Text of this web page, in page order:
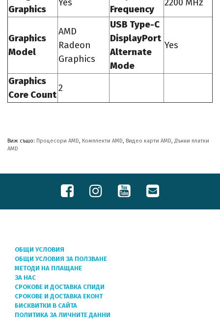
Graphics
Yes
Frequency
2200 MHz
Graphics
Model
AMD
Radeon
Graphics
USB Type-C
DisplayPort
Alternate
Mode
Yes
Graphics
Core Count
2
Виж също: Процесори AMD, Комплекти AMD, Видео карти AMD, Дънни платки
AMD
ОБЩИ УСЛОВИЯ
ОБЩИ УСЛОВИЯ ЗА ПОЛЗВАНЕ
МЕТОДИ НА ПЛАЩАНЕ
ЗА НАС
СРОКОВЕ И ДОСТАВКА СПИДИ
СРОКОВЕ И ДОСТАВКА ЕКОНТ
БИСКВИТКИ В САЙТА
ПОЛИТИКА ЗА ЛИЧНИТЕ ДАННИ